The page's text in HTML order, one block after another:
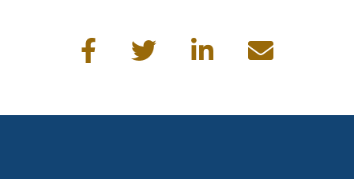
Condividi questa pagina